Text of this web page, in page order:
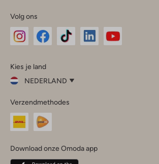
Volg ons
InstagramFacebook
Kies je land
NEDERLAND
je
land
Nederland
Belgique(Français)
Verzendmethodes
Download onze Omoda app